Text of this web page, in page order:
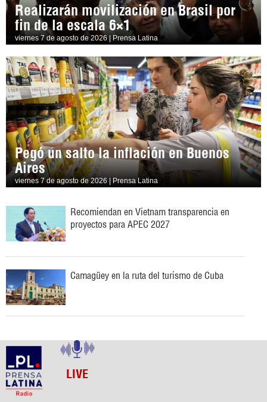
Realizarán movilización en Brasil por
fin de la escala 6×1
viernes 7 de agosto de 2026 | Prensa Latina
Pegó un salto la inflación en Buenos
Aires
viernes 7 de agosto de 2026 | Prensa Latina
Recomiendan en Vietnam transparencia en
proyectos para APEC 2027
Camagüey en la ruta del turismo de Cuba
LIVE